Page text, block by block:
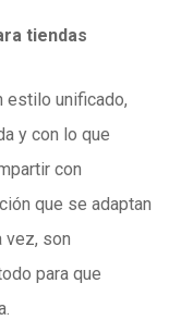
tiendas
estilo unificado,
y con lo que
con
que se adaptan
vez, son
para que